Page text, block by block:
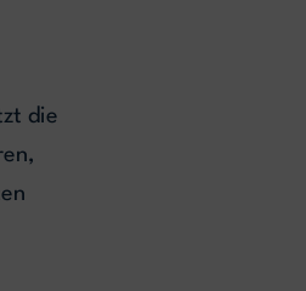
die